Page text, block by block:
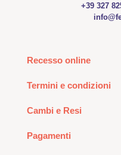
+39 327
Recesso online
Termini e condizioni
Cambi e Resi
Pagamenti